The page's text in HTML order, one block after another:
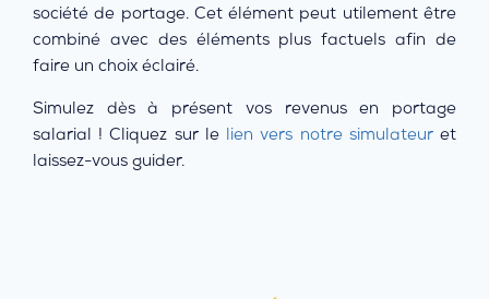
société de portage. Cet élément peut utilement être
combiné avec des éléments plus factuels afin de
faire un choix éclairé.
Simulez dès à présent vos revenus en portage
salarial ! Cliquez sur lelien vers notre simulateuret
laissez-vous guider.